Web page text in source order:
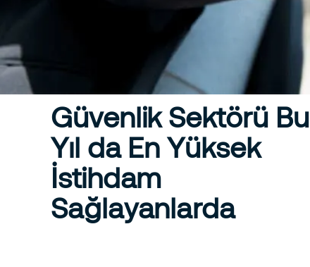
Güvenlik Sektörü Bu
Yıl da En Yüksek
İstihdam
Sağlayanlarda